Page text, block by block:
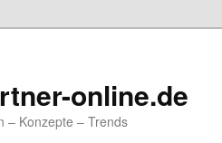
online.de
– Konzepte – Trends